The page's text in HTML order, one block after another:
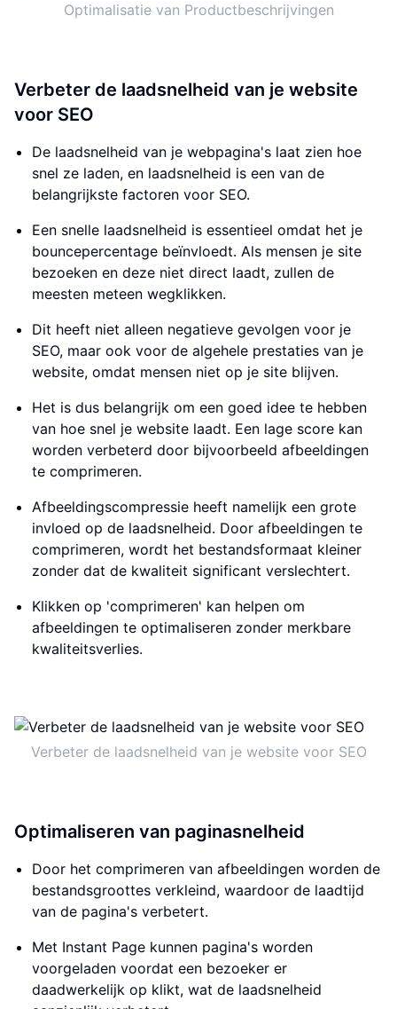
Optimalisatie van Productbeschrijvingen
Verbeter de laadsnelheid van je website
voor SEO
De laadsnelheid van je webpagina's laat zien hoe
snel ze laden, en laadsnelheid is een van de
belangrijkste factoren voor SEO.
Een snelle laadsnelheid is essentieel omdat het je
bouncepercentage beïnvloedt. Als mensen je site
bezoeken en deze niet direct laadt, zullen de
meesten meteen wegklikken.
Dit heeft niet alleen negatieve gevolgen voor je
SEO, maar ook voor de algehele prestaties van je
website, omdat mensen niet op je site blijven.
Het is dus belangrijk om een goed idee te hebben
van hoe snel je website laadt. Een lage score kan
worden verbeterd door bijvoorbeeld afbeeldingen
te comprimeren.
Afbeeldingscompressie heeft namelijk een grote
invloed op de laadsnelheid. Door afbeeldingen te
comprimeren, wordt het bestandsformaat kleiner
zonder dat de kwaliteit significant verslechtert.
Klikken op 'comprimeren' kan helpen om
afbeeldingen te optimaliseren zonder merkbare
kwaliteitsverlies.
Verbeter de laadsnelheid van je website voor SEO
Optimaliseren van paginasnelheid
Door het comprimeren van afbeeldingen worden de
bestandsgroottes verkleind, waardoor de laadtijd
van de pagina's verbetert.
Met Instant Page kunnen pagina's worden
voorgeladen voordat een bezoeker er
daadwerkelijk op klikt, wat de laadsnelheid